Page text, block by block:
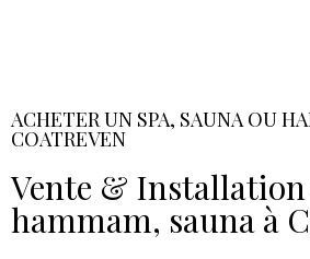
ACHETER UN SPA, SAUNA OU
COATREVEN
Vente & Installation
hammam, sauna à